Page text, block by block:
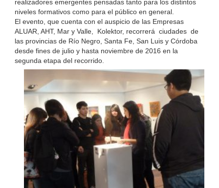
realizadores emergentes pensadas tanto para los distintos
niveles formativos como para el público en general.
El evento, que cuenta con el auspicio de las Empresas
ALUAR, AHT, Mar y Valle, Kolektor, recorrerá ciudades de
las provincias de Río Negro, Santa Fe, San Luis y Córdoba
desde fines de julio y hasta noviembre de 2016 en la
segunda etapa del recorrido.